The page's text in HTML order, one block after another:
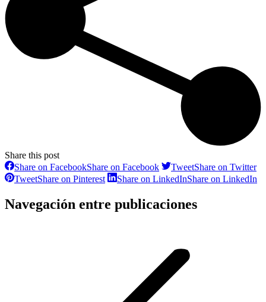
Share this post
Share on FacebookShare on Facebook TweetShare on Twitter
TweetShare on Pinterest Share on LinkedInShare on LinkedIn
Navegación entre publicaciones